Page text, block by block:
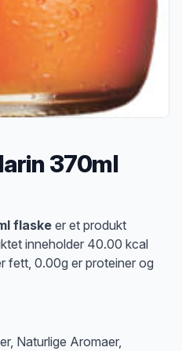
370ml
flaskeer et produkt
inneholder 40.00 kcal
fett, 0.00g er proteiner og
Naturlige Aromaer,